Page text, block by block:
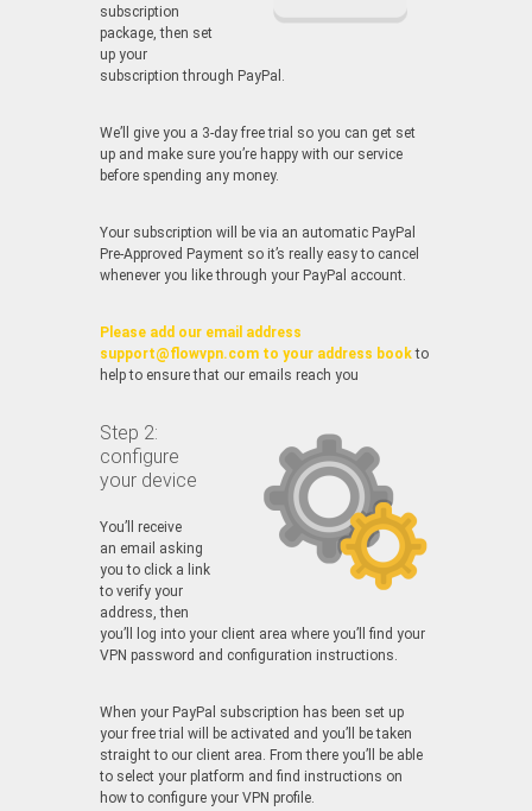
subscription
package, then set
up your
subscription through PayPal.
We’ll give you a 3-day free trial so you can get set
up and make sure you’re happy with our service
before spending any money.
Your subscription will be via an automatic PayPal
Pre-Approved Payment so it’s really easy to cancel
whenever you like through your PayPal account.
Please add our email address
support@flowvpn.com to your address bookto
help to ensure that our emails reach you
Step 2:
configure
your device
You’ll receive
an email asking
you to click a link
to verify your
address, then
you’ll log into your client area where you’ll find your
VPN password and configuration instructions.
When your PayPal subscription has been set up
your free trial will be activated and you’ll be taken
straight to our client area. From there you’ll be able
to select your platform and find instructions on
how to configure your VPN profile.